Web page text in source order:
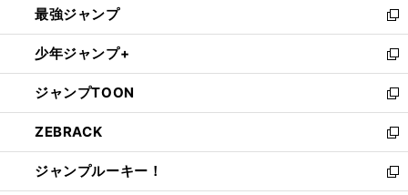
ド
ウ
で
開
く
ィ
ン
ド
ウ
で
開
く
い
ウ
ィ
ン
ド
ウ
で
開
く
最強ジャンプ
新
し
い
ウ
ィ
ン
ド
ウ
で
開
少年ジャンプ+
新
し
い
ウ
ィ
ン
ド
ウ
ジャンプTOON
新
し
い
ウ
ィ
ZEBRACK
新
し
い
ジャンプルーキー！
新